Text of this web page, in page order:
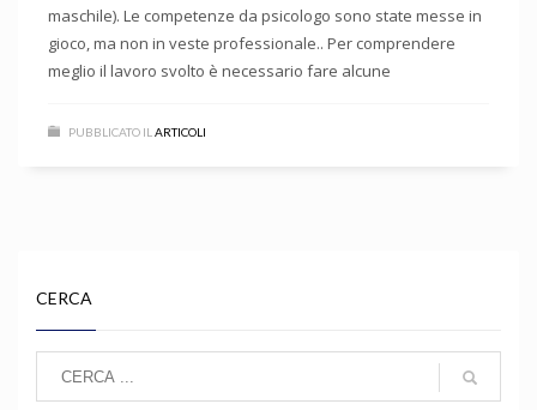
maschile). Le competenze da psicologo sono state messe in
gioco, ma non in veste professionale.. Per comprendere
meglio il lavoro svolto è necessario fare alcune
PUBBLICATO IL ARTICOLI
CERCA